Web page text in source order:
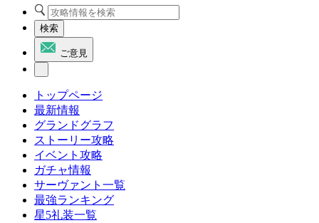
検索
ご意見
トップページ
最新情報
グランドグラフ
ストーリー攻略
イベント攻略
ガチャ情報
サーヴァント一覧
最強ランキング
星5礼装一覧